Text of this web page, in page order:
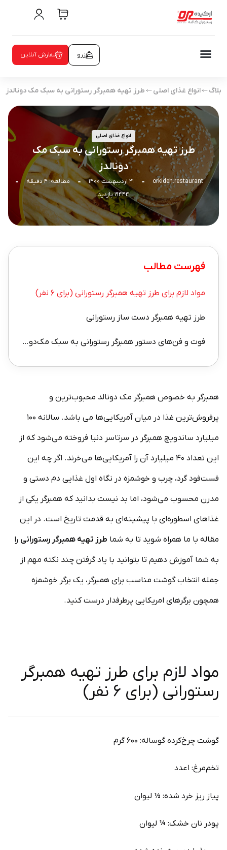
سفارش آنلاین رزرو
بلاگ انواع غذای اصلی طرز تهیه همبرگر رستورانی به سبک مک دونالدز
انواع غذای اصلی
طرز تهیه همبرگر رستورانی به سبک مک
دونالدز
orkideh.restaurant ۲۱ اردیبهشت ۱۴۰۰
مطالعه: ۴ دقیقه
۱۹۴۴۴ بازدید
فهرست مطالب
مواد لازم برای طرز تهیه همبرگر رستورانی (برای ۶ نفر)
طرز تهیه همبرگر دست ساز رستورانی
فوت و فن‌های دستور همبرگر رستورانی به سبک مک‌دونالد
همبرگر به خصوص همبرگر مک دونالد محبوب‌ترین و
پرفروش‌ترین غذا در میان آمریکایی‌ها می باشد. سالانه ۱۰۰
میلیارد ساندویچ همبرگر در سرتاسر دنیا فروخته می‌شود که از
این تعداد ۴۰ میلیارد آن را آمریکایی‌ها می‌خرند. اگر چه این
فست‌فود گرد، چرب و خوشمزه در نگاه اول غذایی دم دستی و
مدرن محسوب می‌شود، اما بد نیست بدانید که همبرگر یکی از
غذا‌های اسطوره‌ای با پیشینه‌ای به قدمت تاریخ است. در این
مقاله با ما همراه شوید تا به شما طرز تهیه همبرگر رستورانی را
به شما آموزش دهیم تا بتوانید با یاد گرفتن چند نکته مهم از
جمله انتخاب گوشت مناسب برای همبرگر، یک برگر خوشمزه
همچون برگرهای امریکایی پرطرفدار درست کنید.
مواد لازم برای طرز تهیه همبرگر
رستورانی (برای ۶ نفر)
گوشت چرخ‌کرده گوساله: ۶۰۰ گرم
تخم‌مرغ: ۱عدد
پیاز ریز خرد شده: ½ لیوان
پودر نان خشک: ¼ لیوان